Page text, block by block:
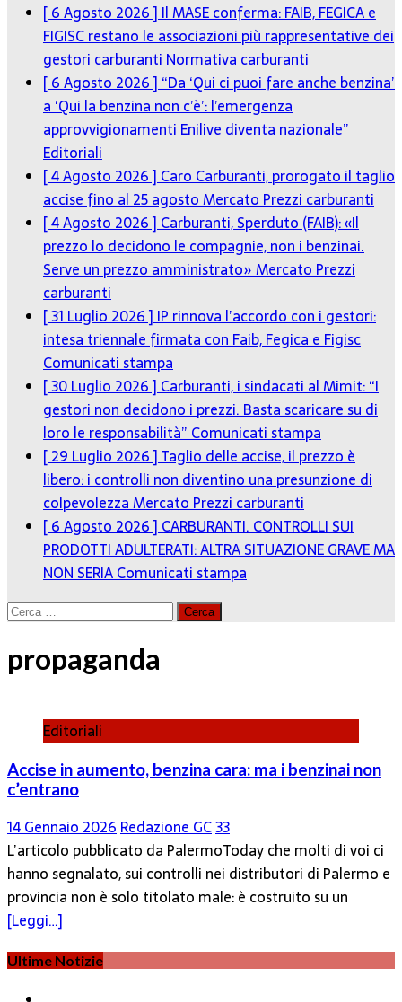
[ 6 Agosto 2026 ] Il MASE conferma: FAIB, FEGICA e
FIGISC restano le associazioni più rappresentative dei
gestori carburanti Normativa carburanti
[ 6 Agosto 2026 ] “Da ‘Qui ci puoi fare anche benzina’
a ‘Qui la benzina non c’è’: l’emergenza
approvvigionamenti Enilive diventa nazionale”
Editoriali
[ 4 Agosto 2026 ] Caro Carburanti, prorogato il taglio
accise fino al 25 agostoMercato Prezzi carburanti
[ 4 Agosto 2026 ] Carburanti, Sperduto (FAIB): «Il
prezzo lo decidono le compagnie, non i benzinai.
Serve un prezzo amministrato»Mercato Prezzi
carburanti
[ 31 Luglio 2026 ] IP rinnova l’accordo con i gestori:
intesa triennale firmata con Faib, Fegica e Figisc
Comunicati stampa
[ 30 Luglio 2026 ] Carburanti, i sindacati al Mimit: “I
gestori non decidono i prezzi. Basta scaricare su di
loro le responsabilità” Comunicati stampa
[ 29 Luglio 2026 ]Taglio delle accise, il prezzo è
libero: i controlli non diventino una presunzione di
colpevolezzaMercato Prezzi carburanti
[ 6 Agosto 2026 ] CARBURANTI. CONTROLLI SUI
PRODOTTI ADULTERATI: ALTRA SITUAZIONE GRAVE MA
NON SERIAComunicati stampa
Ricerca
propaganda
Editoriali
Accise in aumento, benzina cara: ma i benzinai non
c’entrano
14 Gennaio 2026Redazione GC33
L’articolo pubblicato da PalermoToday che molti di voi ci
hanno segnalato, sui controlli nei distributori di Palermo e
provincia non è solo titolato male: è costruito su un
[Leggi…]
Ultime Notizie